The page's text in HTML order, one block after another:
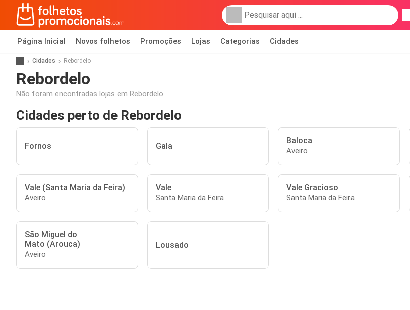
Página Inicial Novos folhetos Promoções Lojas Categorias Cidades
Cidades Rebordelo
Rebordelo
Não foram encontradas lojas em Rebordelo.
Cidades perto de Rebordelo
Fornos Gala
Baloca
Aveiro
Vale (Santa Maria da Feira)
Aveiro
Vale
Santa Maria da Feira
Vale Gracioso
Santa Maria da Feira
São Miguel do
Mato (Arouca)
Aveiro
Lousado